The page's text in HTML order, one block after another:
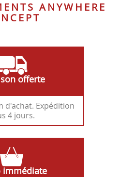
ANYWHERE
offerte
d'achat. Expédition
4 jours.
immédiate